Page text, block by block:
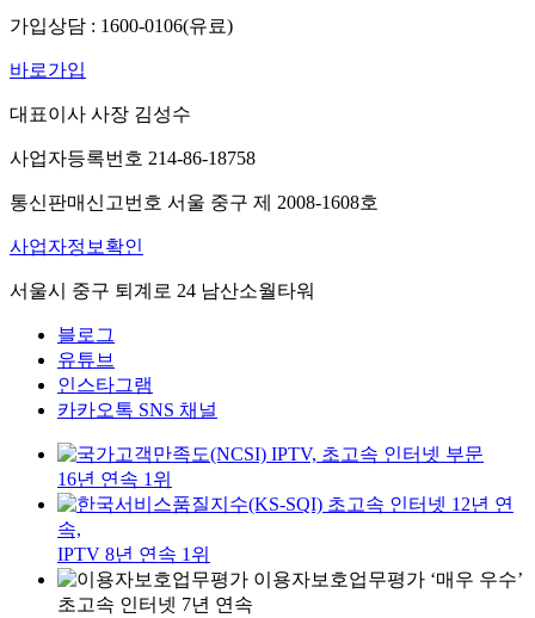
가입상담 : 1600-0106(유료)
바로가입
대표이사 사장 김성수
사업자등록번호 214-86-18758
통신판매신고번호 서울 중구 제 2008-1608호
사업자정보확인
서울시 중구 퇴계로 24 남산소월타워
블로그
유튜브
인스타그램
카카오톡 SNS 채널
IPTV, 초고속 인터넷 부문
16년 연속 1위
초고속 인터넷 12년 연
속,
IPTV 8년 연속 1위
이용자보호업무평가 ‘매우 우수’
초고속 인터넷 7년 연속